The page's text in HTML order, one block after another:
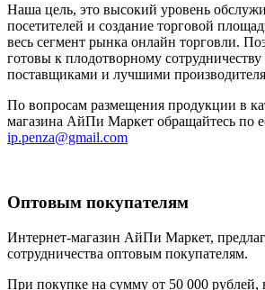
Наша цель, это высокий уровень
посетителей и создание торговой
весь сегмент рынка онлайн торговли.
готовы к плодотворному
поставщиками и лучшими
По вопросам размещения продукции в
магазина АйПи Маркет обращайтесь по
ip.penza@gmail.com
Оптовым покупателям
Интернет-магазин АйПи Маркет,
сотрудничества оптовым покупателям.
При покупке на сумму от 50 000 рублей,